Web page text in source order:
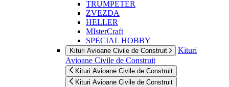
TRUMPETER
ZVEZDA
HELLER
MIsterCraft
SPECIAL HOBBY
Kituri Avioane Civile de Construit
Kituri
Avioane Civile de Construit
Kituri Avioane Civile de Construit
Kituri Avioane Civile de Construit